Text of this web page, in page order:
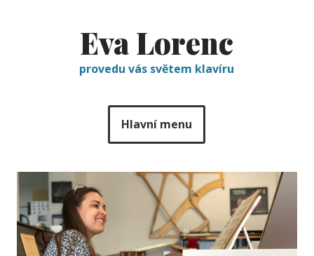
Eva Lorenc
provedu vás světem klavíru
Hlavní menu